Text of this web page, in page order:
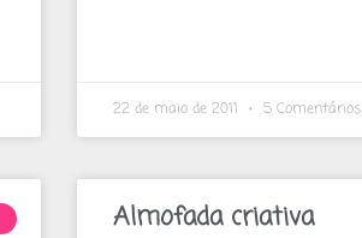
22 de maio de 2011 5 Comentários
Almofada criativa